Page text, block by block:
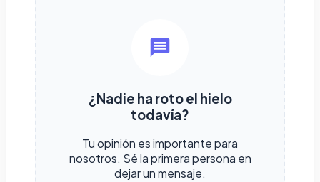
¿Nadie ha roto el hielo
todavía?
Tu opinión es importante para
nosotros. Sé la primera persona en
dejar un mensaje.